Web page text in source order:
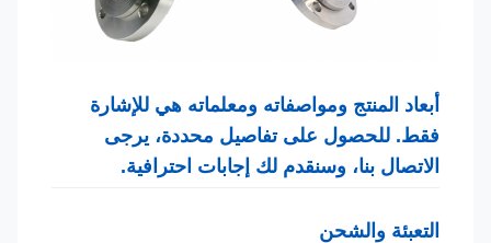
أبعاد المنتج ومواصفاته ومعلماته هي للإشارة
فقط. للحصول على تفاصيل محددة، يرجى
الاتصال بنا، وسنقدم لك إجابات احترافية.
التعبئة والشحن